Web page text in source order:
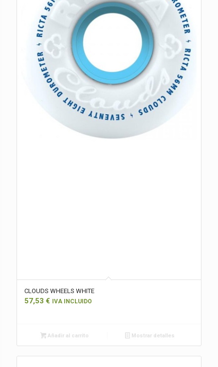
CLOUDS WHEELS WHITE
57,53 € IVA INCLUIDO
Añadir al carrito Mostrar detalles